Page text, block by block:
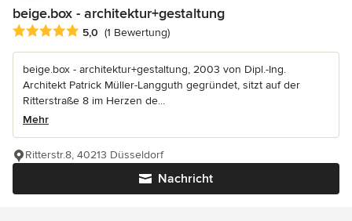
beige.box - architektur+gestaltung
Durchschnittliche Bewertung: 5 von 5 Sternen
5,0 (1 Bewertung)
beige.box - architektur+gestaltung, 2003 von Dipl.-Ing.
Architekt Patrick Müller-Langguth gegründet, sitzt auf der
Ritterstraße 8 im Herzen de...
Mehr
Nachricht
Ritterstr.8, 40213 Düsseldorf